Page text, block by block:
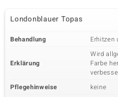
Londonblauer Topas
Behandlung Erhitzen
Erklärung
Wird
Farbe
Pflegehinweise
keine